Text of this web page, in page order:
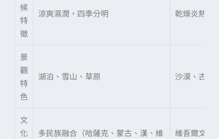
候
特
徵
涼爽濕潤，四季分明 乾燥炎熱，
景
觀
特
色
湖泊、雪山、草原 沙漠、古城
文
化
多民族融合（哈薩克、蒙古、漢、維
維吾爾文化